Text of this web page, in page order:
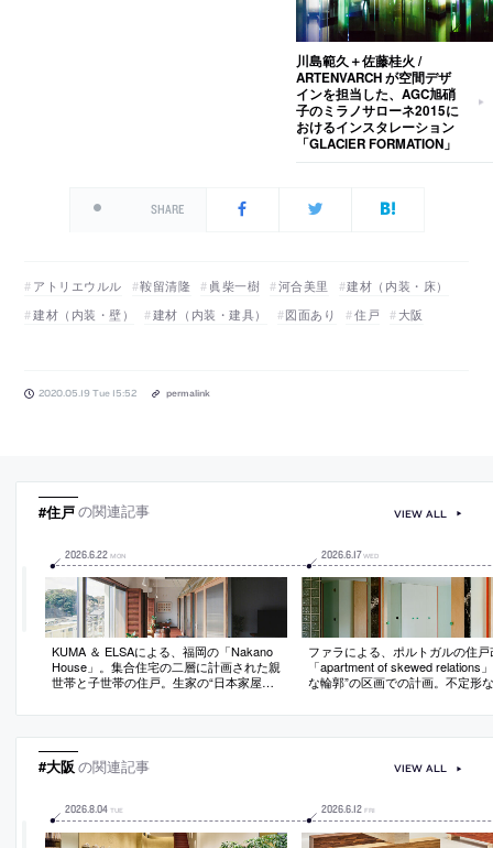
川島範久＋佐藤桂火 /
ARTENVARCH が空間デザ
インを担当した、AGC旭硝
子のミラノサローネ2015に
おけるインスタレーション
「GLACIER FORMATION」
SHARE
アトリエウルル 鞍留清隆 眞柴一樹 河合美里
建材（内装・床）
建材（内装・壁）
建材（内装・建具） 図面あり 住戸 大阪
2020.05.19 Tue 15:52 permalink
#住戸の関連記事
2026.6.22 MON
KUMA ＆ ELSAによる、福岡の「Nakano
House」。集合住宅の二層に計画された親
世帯と子世帯の住戸。生家の“日本家屋の
めた“小屋”を据えて周囲に“中間領域”を作
曖昧さ”も体現
2026.6.17 WED
ファラによる、ポルトガルの住戸
「apartment of skewed relations
な輪郭”の区画での計画。不定形
話の中で異なる位置や角度をとる
は“住空間の風景の流動性”にも寄
VIEW ALL
#大阪 の関連記事
2026.8.04 TUE 2026.6.12 FRI
VIEW ALL